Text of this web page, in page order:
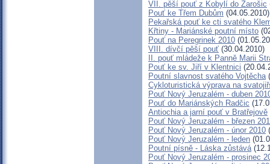
VII. pěší pouť z Kobylí do Žarošic
Pouť ke Třem Dubům (04.05.2010)
Pekařská pouť ke cti svatého
Křtiny - Mariánské poutní místo
Pouť na Peregrinek 2010
VIII. dívčí pěší pouť (30.04.2010)
II. pouť mládeže k Panně Marii
Pouť ke sv. Jiří v Klentnici
Poutní slavnost svatého Vojtěcha
Cykloturistická výprava na
Pouť Nový Jeruzalém - duben
Pouť do Mariánských Radčic
Antiochia a jarní pouť v Bratřejově
Pouť Nový Jeruzalém - březen
Pouť Nový Jeruzalém - únor 2010
Pouť Nový Jeruzalém - leden
Poutní písně - Láska zůstává
Pouť Nový Jeruzalém - prosinec